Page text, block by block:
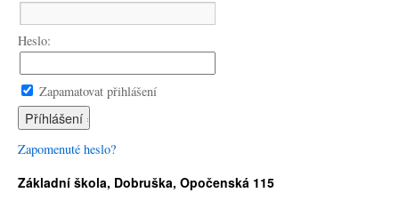
Heslo:
Zapamatovat přihlášení
Zapomenuté heslo?
Základní škola, Dobruška, Opočenská 115